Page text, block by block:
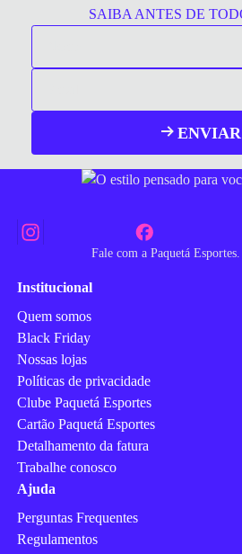
SAIBA ANTES DE
ENVIAR
Fale com a Paquetá Esportes.
Institucional
Quem somos
Black Friday
Nossas lojas
Políticas de privacidade
Clube Paquetá Esportes
Cartão Paquetá Esportes
Detalhamento da fatura
Trabalhe conosco
Ajuda
Perguntas Frequentes
Regulamentos